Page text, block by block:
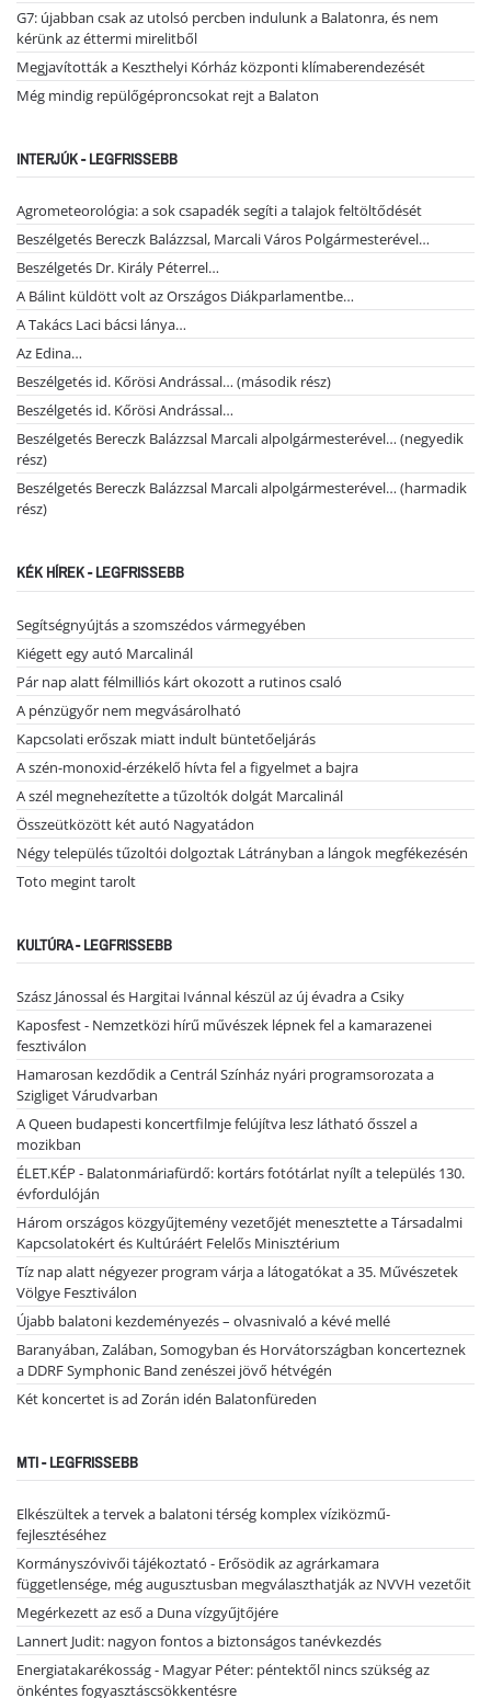
G7: újabban csak az utolsó percben indulunk a Balatonra, és nem
kérünk az éttermi mirelitből
Megjavították a Keszthelyi Kórház központi klímaberendezését
Még mindig repülőgéproncsokat rejt a Balaton
INTERJÚK - LEGFRISSEBB
Agrometeorológia: a sok csapadék segíti a talajok feltöltődését
Beszélgetés Bereczk Balázzsal, Marcali Város Polgármesterével…
Beszélgetés Dr. Király Péterrel…
A Bálint küldött volt az Országos Diákparlamentbe…
A Takács Laci bácsi lánya…
Az Edina…
Beszélgetés id. Kőrösi Andrással… (második rész)
Beszélgetés id. Kőrösi Andrással…
Beszélgetés Bereczk Balázzsal Marcali alpolgármesterével… (negyedik
rész)
Beszélgetés Bereczk Balázzsal Marcali alpolgármesterével… (harmadik
rész)
KÉK HÍREK - LEGFRISSEBB
Segítségnyújtás a szomszédos vármegyében
Kiégett egy autó Marcalinál
Pár nap alatt félmilliós kárt okozott a rutinos csaló
A pénzügyőr nem megvásárolható
Kapcsolati erőszak miatt indult büntetőeljárás
A szén-monoxid-érzékelő hívta fel a figyelmet a bajra
A szél megnehezítette a tűzoltók dolgát Marcalinál
Összeütközött két autó Nagyatádon
Négy település tűzoltói dolgoztak Látrányban a lángok megfékezésén
Toto megint tarolt
KULTÚRA - LEGFRISSEBB
Szász Jánossal és Hargitai Ivánnal készül az új évadra a Csiky
Kaposfest - Nemzetközi hírű művészek lépnek fel a kamarazenei
fesztiválon
Hamarosan kezdődik a Centrál Színház nyári programsorozata a
Szigliget Várudvarban
A Queen budapesti koncertfilmje felújítva lesz látható ősszel a
mozikban
ÉLET.KÉP - Balatonmáriafürdő: kortárs fotótárlat nyílt a település 130.
évfordulóján
Három országos közgyűjtemény vezetőjét menesztette a Társadalmi
Kapcsolatokért és Kultúráért Felelős Minisztérium
Tíz nap alatt négyezer program várja a látogatókat a 35. Művészetek
Völgye Fesztiválon
Újabb balatoni kezdeményezés – olvasnivaló a kévé mellé
Baranyában, Zalában, Somogyban és Horvátországban koncerteznek
a DDRF Symphonic Band zenészei jövő hétvégén
Két koncertet is ad Zorán idén Balatonfüreden
MTI - LEGFRISSEBB
Elkészültek a tervek a balatoni térség komplex víziközmű-
fejlesztéséhez
Kormányszóvivői tájékoztató - Erősödik az agrárkamara
függetlensége, még augusztusban megválaszthatják az NVVH vezetőit
Megérkezett az eső a Duna vízgyűjtőjére
Lannert Judit: nagyon fontos a biztonságos tanévkezdés
Energiatakarékosság - Magyar Péter: péntektől nincs szükség az
önkéntes fogyasztáscsökkentésre